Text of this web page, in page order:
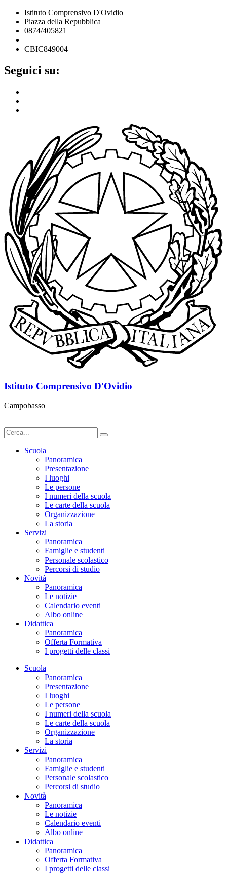
Istituto Comprensivo D'Ovidio
Piazza della Repubblica
0874/405821
CBIC849004
Seguici su:
Istituto Comprensivo D'Ovidio
Campobasso
Scuola
Panoramica
Presentazione
I luoghi
Le persone
I numeri della scuola
Le carte della scuola
Organizzazione
La storia
Servizi
Panoramica
Famiglie e studenti
Personale scolastico
Percorsi di studio
Novità
Panoramica
Le notizie
Calendario eventi
Albo online
Didattica
Panoramica
Offerta Formativa
I progetti delle classi
Scuola
Panoramica
Presentazione
I luoghi
Le persone
I numeri della scuola
Le carte della scuola
Organizzazione
La storia
Servizi
Panoramica
Famiglie e studenti
Personale scolastico
Percorsi di studio
Novità
Panoramica
Le notizie
Calendario eventi
Albo online
Didattica
Panoramica
Offerta Formativa
I progetti delle classi